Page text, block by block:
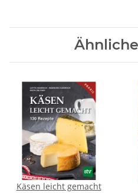
Käsen leicht gemacht